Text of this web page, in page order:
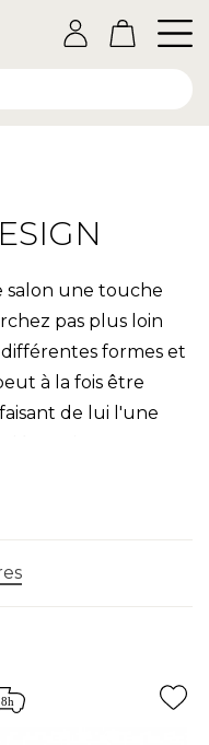
salon une touche
pas plus loin
formes et
à la fois être
de lui l'une